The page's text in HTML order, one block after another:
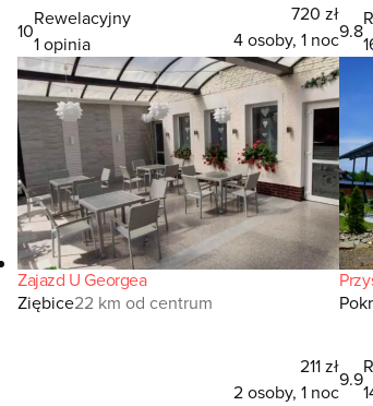
10
Rewelacyjny
1 opinia
720 zł
4 osoby, 1 noc9.8
Zajazd U Georgea
Ziębice22 km od centrum
211 zł
2 osoby, 1 noc
9.9